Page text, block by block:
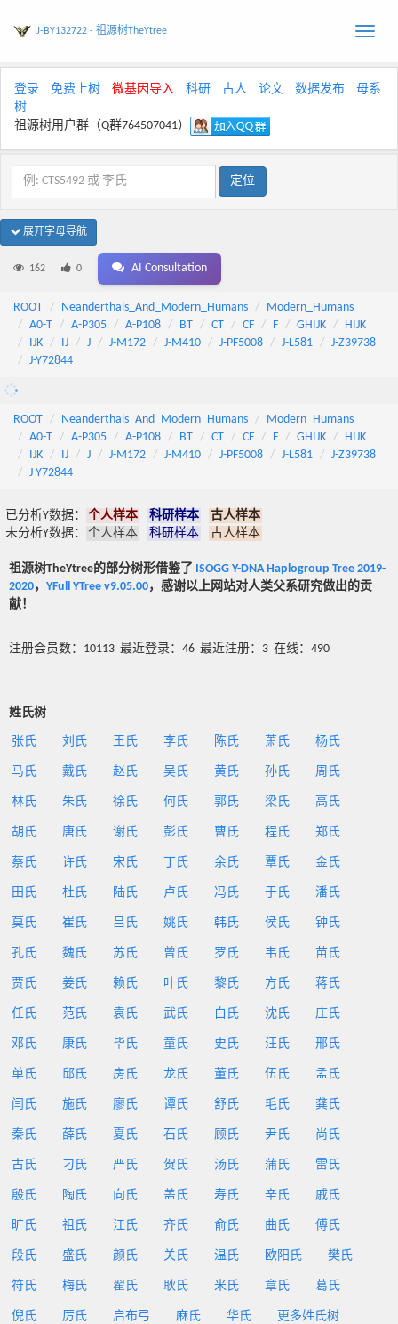
Toggle
J-BY132722 - 祖源树TheYtree
登录 免费上树 微基因导入 科研 古人 论文 数据发布
母系
树
祖源树用户群（Q群764507041）
展开字母导航
162 0 AI Consultation
ROOT Neanderthals_And_Modern_Humans
Modern_Humans
A0-T
A-P305 A-P108 BT CT CF F GHIJK
HIJK
IJK
IJ J J-M172 J-M410 J-PF5008 J-L581
J-Z39738
J-Y72844
ROOT Neanderthals_And_Modern_Humans
Modern_Humans
A0-T
A-P305 A-P108 BT CT CF F GHIJK
HIJK
IJK
IJ J J-M172 J-M410 J-PF5008 J-L581
J-Z39738
J-Y72844
已分析Y数据： 个人样本 科研样本
古人样本
未分析Y数据：
个人样本 科研样本 古人样本
祖源树TheYtree的部分树形借鉴了 ISOGG Y-DNA Haplogroup Tree 2019-
2020， YFull YTree v9.05.00，感谢以上网站对人类父系研究做出的贡
献！
注册会员数：10113 最近登录：46 最近注册：3 在线：490
姓氏树
张氏 刘氏 王氏 李氏 陈氏 萧氏 杨氏
马氏 戴氏 赵氏 吴氏 黄氏 孙氏 周氏
林氏 朱氏 徐氏 何氏 郭氏 梁氏 高氏
胡氏 唐氏 谢氏 彭氏 曹氏 程氏 郑氏
蔡氏 许氏 宋氏 丁氏 余氏 覃氏 金氏
田氏 杜氏 陆氏 卢氏 冯氏 于氏 潘氏
莫氏 崔氏 吕氏 姚氏 韩氏 侯氏 钟氏
孔氏 魏氏 苏氏 曾氏 罗氏 韦氏 苗氏
贾氏 姜氏 赖氏 叶氏 黎氏 方氏 蒋氏
任氏 范氏 袁氏 武氏 白氏 沈氏 庄氏
邓氏 康氏 毕氏 童氏 史氏 汪氏 邢氏
单氏 邱氏 房氏 龙氏 董氏 伍氏 孟氏
闫氏 施氏 廖氏 谭氏 舒氏 毛氏 龚氏
秦氏 薛氏 夏氏 石氏 顾氏 尹氏 尚氏
古氏 刁氏 严氏 贺氏 汤氏 蒲氏 雷氏
殷氏 陶氏 向氏 盖氏 寿氏 辛氏 戚氏
旷氏 祖氏 江氏 齐氏 俞氏 曲氏 傅氏
段氏 盛氏 颜氏 关氏 温氏 欧阳氏 樊氏
符氏 梅氏 翟氏 耿氏 米氏 章氏 葛氏
倪氏 厉氏 启布弓 麻氏 华氏 更多姓氏树